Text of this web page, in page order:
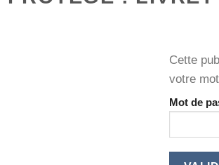
Cette
votre
Mot de